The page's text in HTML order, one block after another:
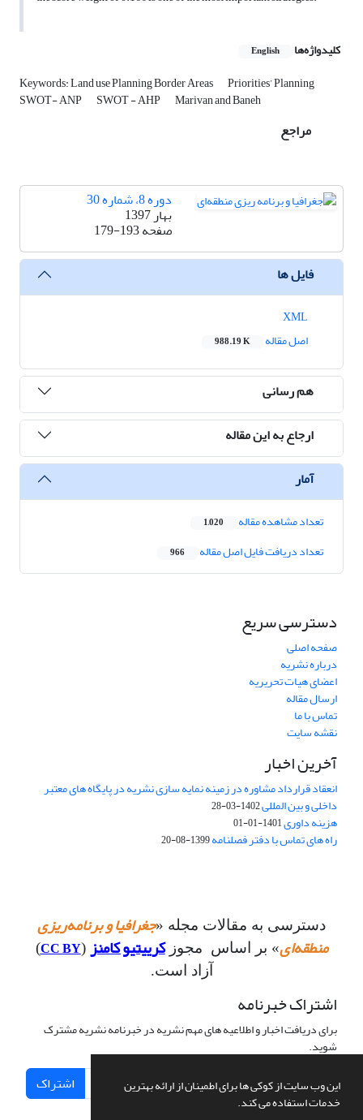
این وب سایت از کوکی ها برای اطمینان از ارائه بهترین
خدمات استفاده می کند.
کلیدواژه‌ها English
Keywords: Land use Planning Border Areas Priorities’ Planning
SWOT- ANP SWOT - AHP Marivan and Baneh
مراجع
دوره 8، شماره 30
بهار 1397
صفحه179-193
فایل ها
اصل مقاله
988.19 K
هم رسانی
ارجاع به این مقاله
آمار
تعداد مشاهده مقاله 1,020
تعداد دریافت فایل اصل مقاله 966
دسترسی سریع
صفحه اصلی
درباره نشریه
اعضای هیات تحریریه
ارسال مقاله
تماس با ما
نقشه سایت
آخرین اخبار
انعقاد قرارداد مشاوره در زمینه نمایه سازی نشریه در پایگاه های معتبر
داخلی و بین المللی1402-03-28
هزینه داوری1401-01-01
راه های تماس با دفتر فصلنامه1399-08-20
دسترسی به مقالات مجله «جغرافیا و برنامه‌ریزی
منطقه‌ای» بر اساس مجوزکرییتیو کامنز (
CC BY
)
آزاد است.
اشتراک خبرنامه
برای دریافت اخبار و اطلاعیه های مهم نشریه در خبرنامه نشریه مشترک
شوید.
اشتراک